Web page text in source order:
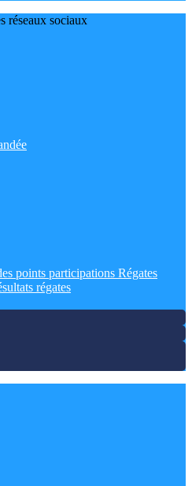
réseaux sociaux
points participations Régates
régates